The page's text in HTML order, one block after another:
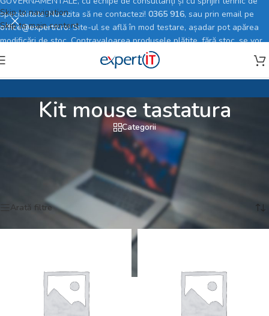
Skip to navigation
Skip to main content
specialitate. Nu ezita să ne contactezi! 0365 916, sau prin email pe
office@expertit.ro! Site-ul se află în mod testare, așadar pot apărea
modificări de stoc. Contravaloarea produsele plătite, fără stoc, se vor
rambursa în totalitate.
Kit mouse tastatura
Categorii
PC, Periferice & Software
Afișez toate cele 7 rezultate
Arată filtre